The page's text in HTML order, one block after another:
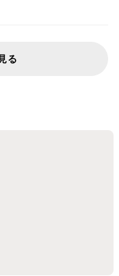
る